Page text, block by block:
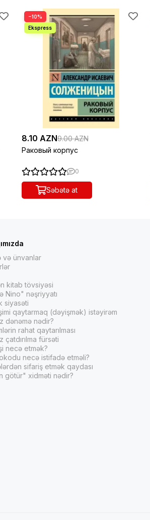
−10%
8.10 AZN9.00 AZN
Раковый корпус
0
Səbətə at
və ünvanlar
kitab tövsiyəsi
Nino" nəşriyyatı
siyasəti
qaytarmaq (dəyişmək) istəyirəm
dənəmə nədir?
rahat qaytarılması
çatdırılma fürsəti
necə etmək?
necə istifadə etməli?
sifariş etmək qaydası
götür" xidməti nədir?